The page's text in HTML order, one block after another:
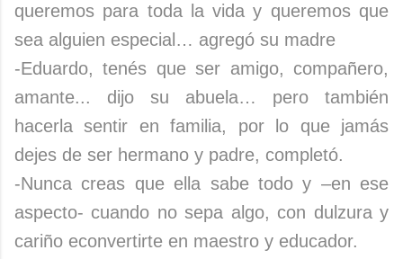
queremos para toda la vida y queremos que
sea alguien especial… agregó su madre
-Eduardo, tenés que ser amigo, compañero,
amante... dijo su abuela… pero también
hacerla sentir en familia, por lo que jamás
dejes de ser hermano y padre, completó.
-Nunca creas que ella sabe todo y –en ese
aspecto- cuando no sepa algo, con dulzura y
cariño econvertirte en maestro y educador.